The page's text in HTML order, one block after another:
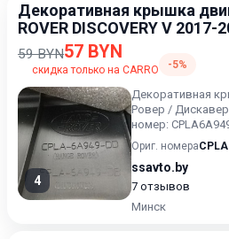
Декоративная крышка
ROVER DISCOVERY V 2017-
59 BYN57 BYN
скидка только на CARRO -5%
4
Декоративная
Ровер /
номер:
Ориг. номера
ssavto.by
7 отзывов
Минск